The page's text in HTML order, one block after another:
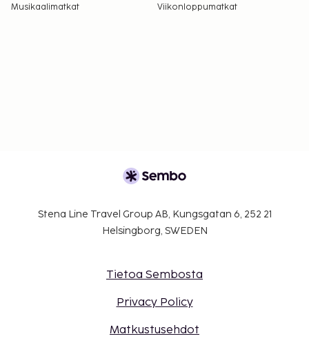
Musikaalimatkat
Viikonloppumatkat
Stena Line Travel Group AB, Kungsgatan 6, 252 21
Helsingborg, SWEDEN
Tietoa Sembosta
Privacy Policy
Matkustusehdot